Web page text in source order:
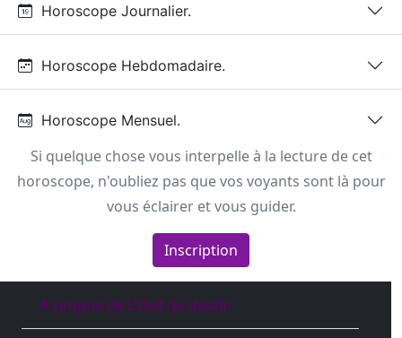
Horoscope Journalier.
Horoscope Hebdomadaire.
Horoscope Mensuel.
Si quelque chose vous interpelle à la lecture de cet
horoscope, n'oubliez pas que vos voyants sont là pour
vous éclairer et vous guider.
Inscription
A propos de L'Oeil du destin